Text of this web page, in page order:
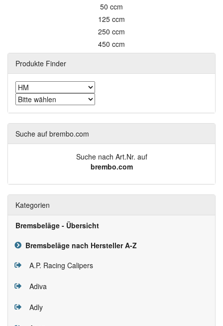
50 ccm
125 ccm
250 ccm
450 ccm
Produkte Finder
Suche auf brembo.com
Suche nach Art.Nr. auf
brembo.com
Kategorien
Bremsbeläge - Übersicht
Bremsbeläge nach Hersteller A-Z
A.P. Racing Calipers
Adiva
Adly